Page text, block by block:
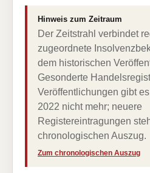
Hinweis zum Zeitraum
Der Zeitstrahl verbindet
zugeordnete
dem historischen
Gesonderte
Veröffentlichungen gibt
2022 nicht mehr; neuere
Registereintragungen
chronologischen Auszug.
Zum chronologischen Auszug